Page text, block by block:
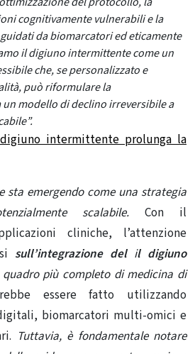
cognitivamente vulnerabili e la
da biomarcatori ed eticamente
il digiuno intermittente come un
che, se personalizzato e
può riformulare la
modello di declino irreversibile a
intermittente prolunga la
emergendo come una strategia
scalabile. Con il
cliniche, l’attenzione
sull’integrazione delil digiuno
più completo di medicina di
essere fatto utilizzando
biomarcatori multi-omici e
Tuttavia, è fondamentale notare